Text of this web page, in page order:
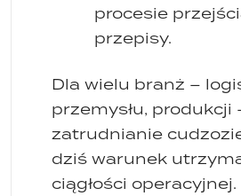
procesie
przepisy.
Dla wielu branż –
przemysłu, produkcji
zatrudnianie
dziś warunek
ciągłości operacyjnej.